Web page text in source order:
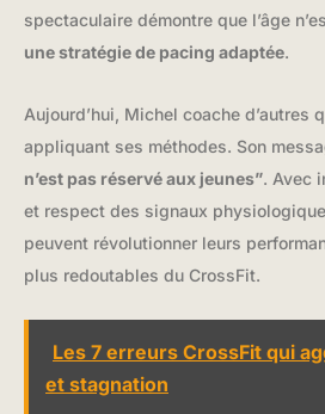
spectaculaire démontre que l’âge
une stratégie de pacing adaptée.
Aujourd’hui, Michel coache d’autres
appliquant ses méthodes. Son
n’est pas réservé aux jeunes”. Avec
et respect des signaux
peuvent révolutionner leurs
plus redoutables du CrossFit.
Les 7 erreurs CrossFit qui
et stagnation